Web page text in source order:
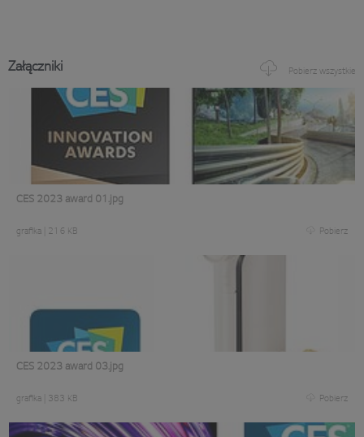
Załączniki Pobierz wszystkie
CES 2023 award 01.jpg
grafika 216 KB Pobierz
CES 2023 award 03.jpg
grafika 383 KB Pobierz